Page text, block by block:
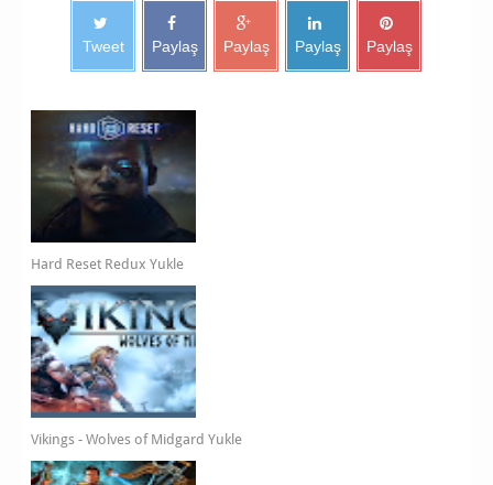
Tweet Paylaş Paylaş Paylaş Paylaş
Hard Reset Redux Yukle
Vikings - Wolves of Midgard Yukle